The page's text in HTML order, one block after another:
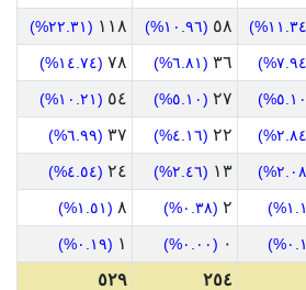
٥٨ (١٠.٩٦%) ١١٨ (٢٢.٣١%)
٣٦ (٦.٨١%) ٧٨ (١٤.٧٤%)
٢٧ (٥.١٠%) ٥٤ (١٠.٢١%)
٢٢ (٤.١٦%) ٣٧ (٦.٩٩%)
١٣ (٢.٤٦%) ٢٤ (٤.٥٤%)
٢ (٠.٣٨%) ٨ (١.٥١%)
٠ (٠.٠٠%) ١ (٠.١٩%)
٢٥٤ ٥٢٩